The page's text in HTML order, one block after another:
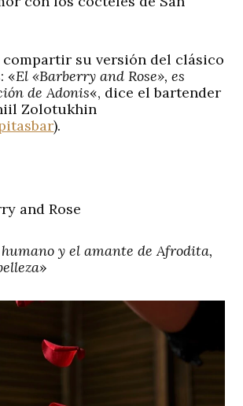
su versión del clásico
«El «Barberry and Rose», es
de Adonis«, dice el bartender
Zolotukhin
).
and Rose
y el amante de Afrodita,
»